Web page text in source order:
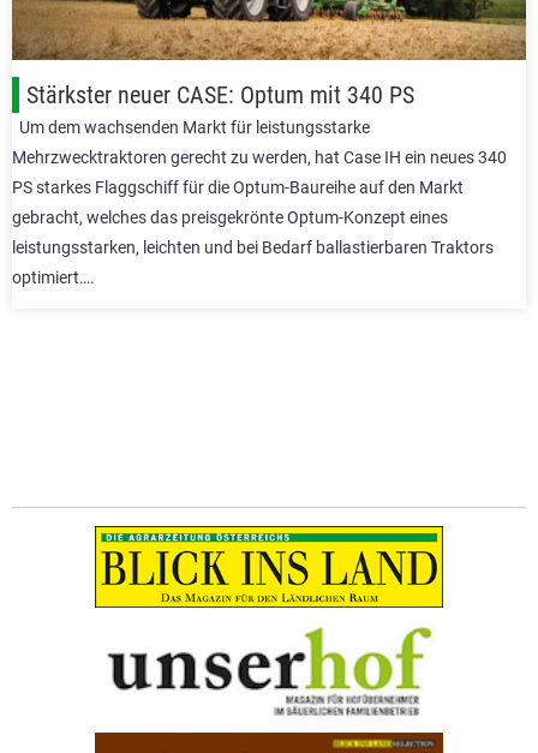
Stärkster neuer CASE: Optum mit 340 PS
Um dem wachsenden Markt für leistungsstarke
Mehrzwecktraktoren gerecht zu werden, hat Case IH ein neues 340
PS starkes Flaggschiff für die Optum-Baureihe auf den Markt
gebracht, welches das preisgekrönte Optum-Konzept eines
leistungsstarken, leichten und bei Bedarf ballastierbaren Traktors
optimiert….